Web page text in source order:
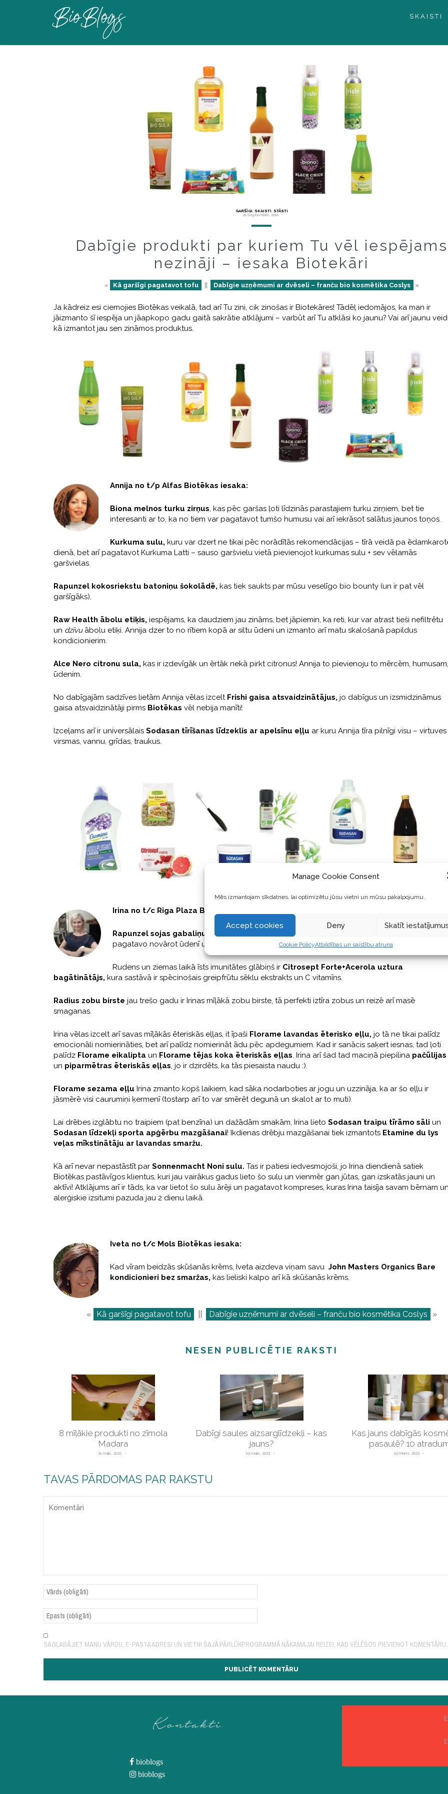
Manage Cookie Consent
Mēs izmantojam sīkdatnes, lai optimizētu jūsu vietni un mūsu pakalpojumu.
Accept cookies Deny Skatīt
Cookie PolicyAtbildības un saistību atruna
SKAISTI
GARŠĪGI, SKAISTI, STĀSTI
28 Septembris, 2018
Dabīgie produkti par kuriem Tu vēl iespējams
nezināji – iesaka Biotekāri
« Kā garšīgi pagatavot tofu Dabīgie uzņēmumi ar dvēseli – franču bio kosmētika Coslys »
Ja kādreiz esi ciemojies Biotēkas veikalā, tad arī Tu zini, cik zinošas ir Biotekāres! Tādēļ iedomājos, ka man ir
jāizmanto šī iespēja un jāapkopo gadu gaitā sakrātie atklājumi – varbūt arī Tu atklāsi ko jaunu? Vai arī jaunu
kā izmantot jau sen zināmos produktus.
Annija no t/p Alfas Biotēkas iesaka:
Biona melnos turku zirņus, kas pēc garšas ļoti līdzinās parastajiem turku zirņiem, bet tie
interesanti ar to, ka no tiem var pagatavot tumšo humusu vai arī iekrāsot salātus jaunos toņos.
Kurkuma sulu, kuru var dzert ne tikai pēc norādītās rekomendācijas – tīrā veidā pa
dienā, bet arī pagatavot Kurkuma Latti – sauso garšvielu vietā pievienojot kurkumas sulu + sev vēlamās
garšvielas.
Rapunzel kokosriekstu batoniņu šokolādē, kas tiek saukts par mūsu veselīgo bio bounty (un ir pat vēl
garšīgāks).
Raw Health ābolu etiķis, iespējams, ka daudziem jau zināms, bet jāpiemin, ka reti, kur var atrast tieši nefiltrētu
un dzīvuābolu etiķi. Annija dzer to no rītiem kopā ar siltu ūdeni un izmanto arī matu skalošanā papildus
kondicionierim.
Alce Nero citronu sula, kas ir izdevīgāk un ērtāk nekā pirkt citronus! Annija to pievienoju to mērcēm, humusam,
ūdenim.
No dabīgajām sadzīves lietām Annija vēlas izcelt Frishi gaisa atsvaidzinātājus, jo dabīgus un izsmidzināmus
gaisa atsvaidzinātāji pirms Biotēkas vēl nebija manīti!
Izceļams arī ir universālais Sodasan tīrīšanas līdzeklis ar apelsīnu eļļu ar kuru Annija tīra pilnīgi visu – virtuves
virsmas, vannu, grīdas, traukus.
Irina no t/c Riga Plaza Biotēkas iesaka:
Rapunzel sojas gabaliņus
kas ļoti garšo viņas dēlam un ir garšīgi pagatavojami. Irina tos
pagatavo novārot ūdenī un tad apcepot eļļa, kopā ar kečupu vai sojas mērci.
Rudens un ziemas laikā īsts imunitātes glābiņš ir Citrosept Forte+Acerola uztura
bagātinātājs, kura sastāvā ir spēcinošais greipfrūtu sēklu ekstrakts un C vitamīns.
Radius zobu birste jau trešo gadu ir Irinas mīļākā zobu birste, tā perfekti iztīra zobus un reizē arī masē
smaganas.
Irina vēlas izcelt arī savas mīļākās ēteriskās eļļas, it īpaši Florame lavandas ēterisko eļļu, jo tā ne tikai palīdz
emocionāli nomierināties, bet arī palīdz nomierināt ādu pēc apdegumiem. Kad ir sanācis saķert iesnas, tad ļoti
palīdz Florame eikalipta un Florame tējas koka ēteriskās eļļas. Irina arī šad tad maciņā piepilina pačūlijas
un piparmētras ēteriskās eļļas, jo ir dzirdēts, ka tās piesaista naudu :).
Florame sezama eļļu Irina zmanto kopš laikiem, kad sāka nodarboties ar jogu un uzzināja, ka ar šo eļļu ir
jāsmērē visi caurumiņi ķermenī (tostarp arī to var smērēt degunā un skalot ar to muti).
Lai drēbes izglābtu no traipiem (pat benzīna) un dažādām smakām, Irina lieto Sodasan traipu tīrāmo sāli un
Sodasan līdzekļi sporta apģērbu mazgāšanai! Ikdienas drēbju mazgāšanai tiek izmantots Etamine du lys
veļas mīkstinātāju ar lavandas smaržu.
Kā arī nevar nepastāstīt par Sonnenmacht Noni sulu. Tas ir patiesi iedvesmojoši, jo Irina diendienā satiek
Biotēkas pastāvīgos klientus, kuri jau vairākus gadus lieto šo sulu un vienmēr gan jūtas, gan izskatās jauni un
aktīvi! Atklājums arī ir tāds, ka var lietot šo sulu ārēji un pagatavot kompreses, kuras Irina taisīja savam bērnam
alerģiskie izsitumi pazuda jau 2 dienu laikā.
Iveta no t/c Mols Biotēkas iesaka:
Kad vīram beidzās skūšanās krēms, Iveta aizdeva viņam savu John Masters Organics Bare
kondicionieri bez smaržas, kas lieliski kalpo arī kā skūšanās krēms.
« Kā garšīgi pagatavot tofu Dabīgie uzņēmumi ar dvēseli – franču bio kosmētika Coslys »
NESEN PUBLICĒTIE RAKSTI
8 mīļākie produkti no zīmola
Madara
31 maijs, 2023
Dabīgi saules aizsarglīdzekļi – kas
jauns?
19 maijs, 2023
Kas jauns dabīgās
pasaulē? 10
09 Marts, 2023
TAVAS PĀRDOMAS PAR RAKSTU
SAGLABĀJIET MANU VĀRDU, E-PASTA ADRESI UN VIETNI ŠAJĀ PĀRLŪKPROGRAMMĀ NĀKAMAJAI REIZEI, KAD VĒLĒŠOS PIEVIENOT KOMENTĀRU.
Kontakti
bioblogs
bioblogs